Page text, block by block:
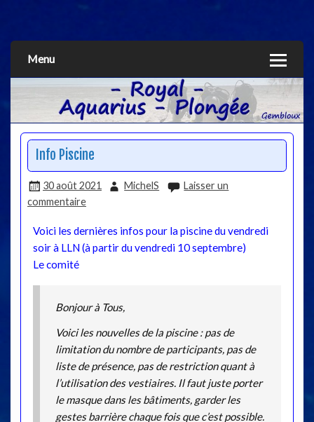
Menu
Info Piscine
30 août 2021 MichelS
Laisser un
commentaire
Voici les dernières infos pour la piscine du vendredi
soir à LLN (à partir du vendredi 10 septembre)
Le comité
Bonjour à Tous,
Voici les nouvelles de la piscine : pas de
limitation du nombre de participants, pas de
liste de présence, pas de restriction quant à
l’utilisation des vestiaires. Il faut juste porter
le masque dans les bâtiments, garder les
gestes barrière chaque fois que c’est possible.